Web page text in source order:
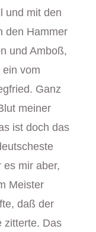
und mit den
den Hammer
und Amboß,
vom
Ganz
meiner
ist doch das
es mir aber,
Meister
daß der
zitterte. Das